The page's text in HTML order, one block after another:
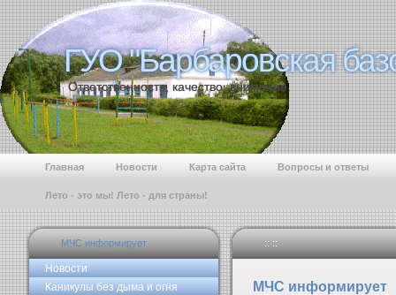
ГУО "Барбаровская
ГУО "Барбаровская
Ответственность, качество, внимание.
Главная Новости Карта сайта Вопросы и ответы
Лето - это мы! Лето - для страны!
МЧС информирует
Новости
Каникулы без дыма и огня
:: ::
МЧС информирует